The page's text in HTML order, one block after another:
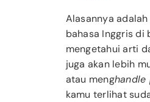
Alasannya
bahasa Inggris di
mengetahui arti
juga akan lebih
atau menghandle
kamu terlihat